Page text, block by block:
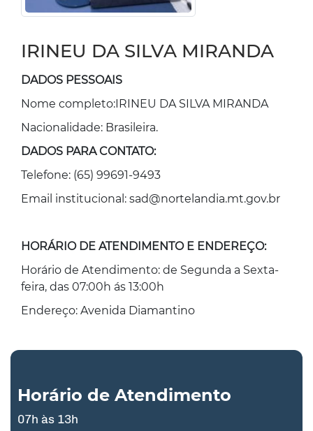
IRINEU DA SILVA MIRANDA
DADOS PESSOAIS
Nome completo:IRINEU DA SILVA MIRANDA
Nacionalidade: Brasileira.
DADOS PARA CONTATO:
Telefone: (65) 99691-9493
Email institucional: sad@nortelandia.mt.gov.br
HORÁRIO DE ATENDIMENTO E ENDEREÇO:
Horário de Atendimento: de Segunda a Sexta-
feira, das 07:00h ás 13:00h
Endereço: Avenida Diamantino
Horário de Atendimento
07h às 13h